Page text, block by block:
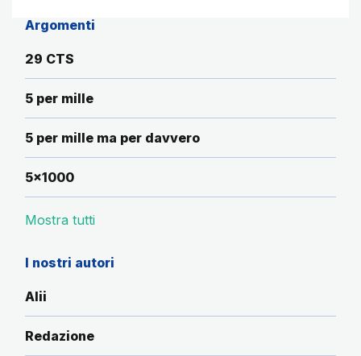
Argomenti
29 CTS
5 per mille
5 per mille ma per davvero
5x1000
Mostra tutti
I nostri autori
Alii
Redazione